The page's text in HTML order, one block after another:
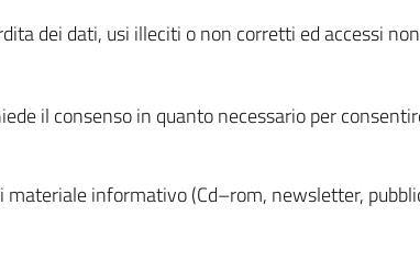
dei dati, usi illeciti o non corretti ed accessi
il consenso in quanto necessario per
informativo (Cd–rom, newsletter,